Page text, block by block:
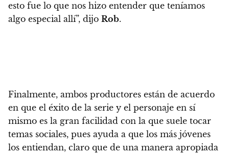
esto fue lo que nos hizo entender que teníamos
algo especial allí”, dijo Rob.
Finalmente, ambos productores están de acuerdo
en que el éxito de la serie y el personaje en sí
mismo es la gran facilidad con la que suele tocar
temas sociales, pues ayuda a que los más jóvenes
los entiendan, claro que de una manera apropiada